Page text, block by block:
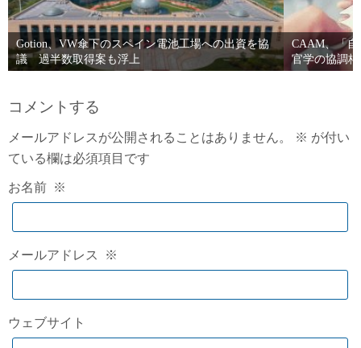
Gotion、VW傘下のスペイン電池工場への出資を協
議 過半数取得案も浮上
CAAM、「
官学の協調
コメントする
メールアドレスが公開されることはありません。 ※ が付い
ている欄は必須項目です
お名前 ※
メールアドレス ※
ウェブサイト